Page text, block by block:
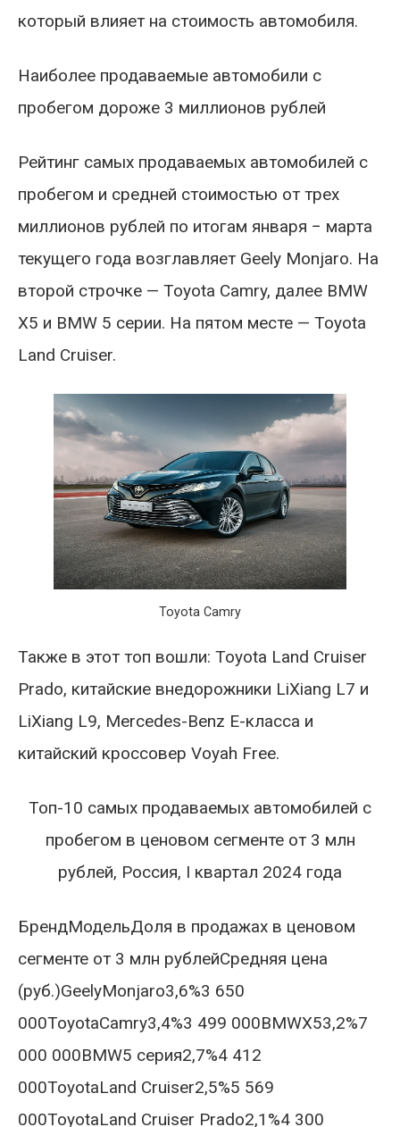
который влияет на стоимость автомобиля.
Наиболее продаваемые автомобили с
пробегом дороже 3 миллионов рублей
Рейтинг самых продаваемых автомобилей с
пробегом и средней стоимостью от трех
миллионов рублей по итогам января − марта
текущего года возглавляет Geely Monjaro. На
второй строчке — Toyota Camry, далее BMW
X5 и BMW 5 серии. На пятом месте — Toyota
Land Cruiser.
Toyota Camry
Также в этот топ вошли: Toyota Land Cruiser
Prado, китайские внедорожники LiXiang L7 и
LiXiang L9, Mercedes-Benz E-класса и
китайский кроссовер Voyah Free.
Топ-10 самых продаваемых автомобилей с
пробегом в ценовом сегменте от 3 млн
рублей, Россия, I квартал 2024 года
БрендМодельДоля в продажах в ценовом
сегменте от 3 млн рублейСредняя цена
(руб.)GeelyMonjaro3,6%3 650
000ToyotaCamry3,4%3 499 000BMWX53,2%7
000 000BMW5 серия2,7%4 412
000ToyotaLand Cruiser2,5%5 569
000ToyotaLand Cruiser Prado2,1%4 300